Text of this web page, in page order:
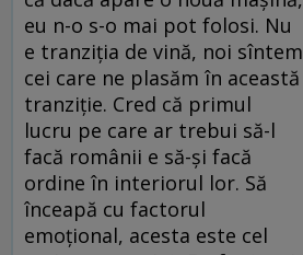
eu n-o s-o mai pot folosi. Nu
e tranziţia de vină, noi sîntem
cei care ne plasăm în această
tranziţie. Cred că primul
lucru pe care ar trebui să-l
facă românii e să-şi facă
ordine în interiorul lor. Să
înceapă cu factorul
emoţional, acesta este cel